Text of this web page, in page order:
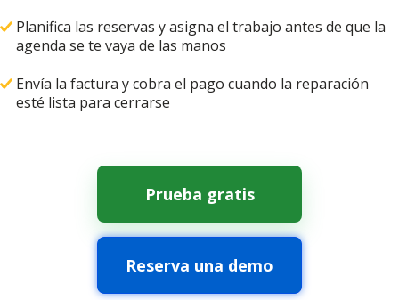
Planifica las reservas y asigna el trabajo antes de que la
agenda se te vaya de las manos
Envía la factura y cobra el pago cuando la reparación
esté lista para cerrarse
Prueba gratis
Reserva una demo